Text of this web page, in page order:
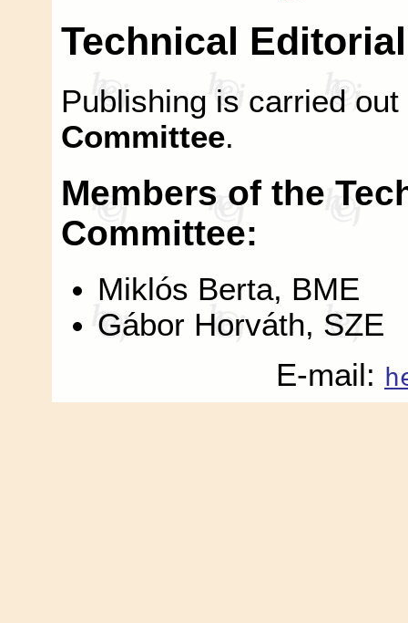
Technical
Publishing is carried
Committee.
Members of the
Committee:
Miklós Berta, BME
Gábor Horváth, SZE
E-mail: